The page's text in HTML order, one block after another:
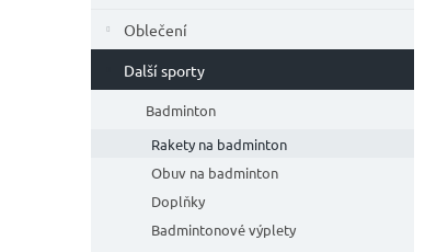
a
Oblečení
Další sporty
Badminton
Rakety na badminton
Obuv na badminton
Doplňky
Badmintonové výplety